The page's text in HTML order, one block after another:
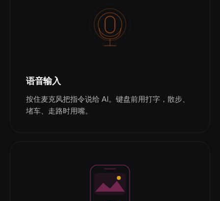
语音输入
按住麦克风把指令说给 AI。键盘前用打字，散步、
堵车、走路时用嘴。